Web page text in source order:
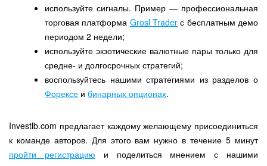
используйте сигналы. Пример — профессиональная
торговая платформа Grosl Trader с бесплатным демо
периодом 2 недели;
используйте экзотические валютные пары только для
средне- и долгосрочных стратегий;
воспользуйтесь нашими стратегиями из разделов о
Форексе и бинарных опционах.
Investlb.com предлагает каждому желающему присоединиться
к команде авторов. Для этого вам нужно в течение 5 минут
пройти регистрацию и поделиться мнением с нашими